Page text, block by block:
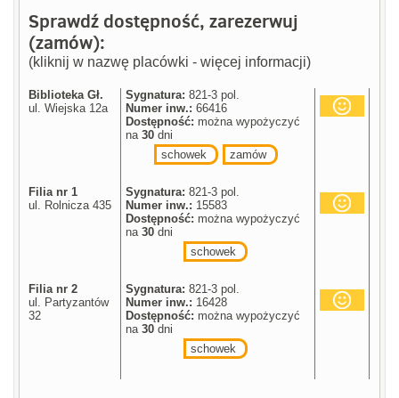
Sprawdź dostępność, zarezerwuj
(zamów):
(kliknij w nazwę placówki - więcej informacji)
Biblioteka Gł.
ul. Wiejska 12a
Sygnatura: 821-3 pol.
Numer inw.: 66416
Dostępność: można wypożyczyć
na30 dni
schowek
zamów
Filia nr 1
ul. Rolnicza 435
Sygnatura: 821-3 pol.
Numer inw.: 15583
Dostępność: można wypożyczyć
na30 dni
schowek
Filia nr 2
ul. Partyzantów
32
Sygnatura: 821-3 pol.
Numer inw.: 16428
Dostępność: można wypożyczyć
na30 dni
schowek